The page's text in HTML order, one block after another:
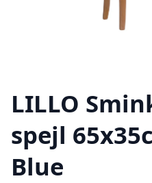
LILLO
spejl
Blue